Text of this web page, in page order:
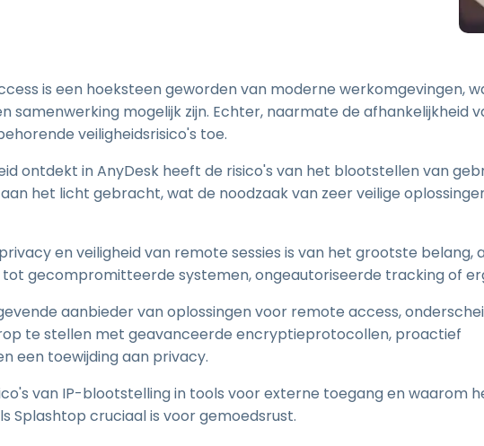
Wacom
Toegang op afstand voor
Endpoint-beveiliging
is een hoeksteen geworden van moderne werkomgevingen,
samenwerking mogelijk zijn. Echter, naarmate de afhankelijkheid
veiligheidsrisico's toe.
ontdekt in AnyDesk heeft de risico's van het blootstellen van
het licht gebracht, wat de noodzaak van zeer veilige
en veiligheid van remote sessies is van het grootste belang,
tot gecompromitteerde systemen, ongeautoriseerde tracking of
aanbieder van oplossingen voor remote access,
te stellen met geavanceerde encryptieprotocollen, proactief
een toewijding aan privacy.
van IP-blootstelling in tools voor externe toegang en waarom
Splashtop cruciaal is voor gemoedsrust.